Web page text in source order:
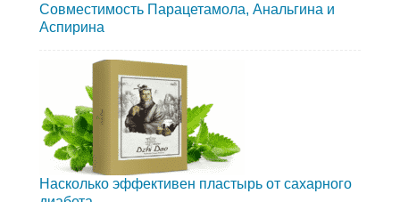
Совместимость Парацетамола, Анальгина и
Аспирина
Насколько эффективен пластырь от сахарного